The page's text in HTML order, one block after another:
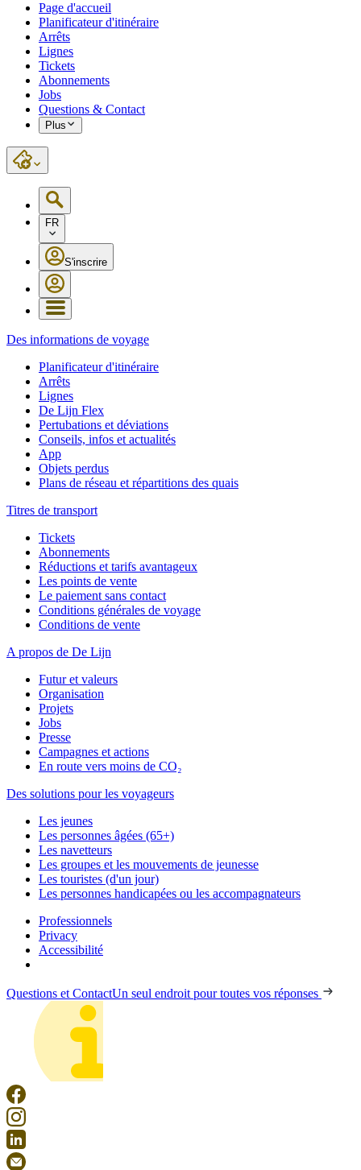
Page d'accueil
Planificateur d'itinéraire
Arrêts
Lignes
Tickets
Abonnements
Jobs
Questions & Contact
Plus
FR
S'inscrire
Des informations de voyage
Planificateur d'itinéraire
Arrêts
Lignes
De Lijn Flex
Pertubations et déviations
Conseils, infos et actualités
App
Objets perdus
Plans de réseau et répartitions des quais
Titres de transport
Tickets
Abonnements
Réductions et tarifs avantageux
Les points de vente
Le paiement sans contact
Conditions générales de voyage
Conditions de vente
A propos de De Lijn
Futur et valeurs
Organisation
Projets
Jobs
Presse
Campagnes et actions
En route vers moins de CO₂
Des solutions pour les voyageurs
Les jeunes
Les personnes âgées (65+)
Les navetteurs
Les groupes et les mouvements de jeunesse
Les touristes (d'un jour)
Les personnes handicapées ou les accompagnateurs
Professionnels
Privacy
Accessibilité
Questions et ContactUn seul endroit pour toutes vos réponses